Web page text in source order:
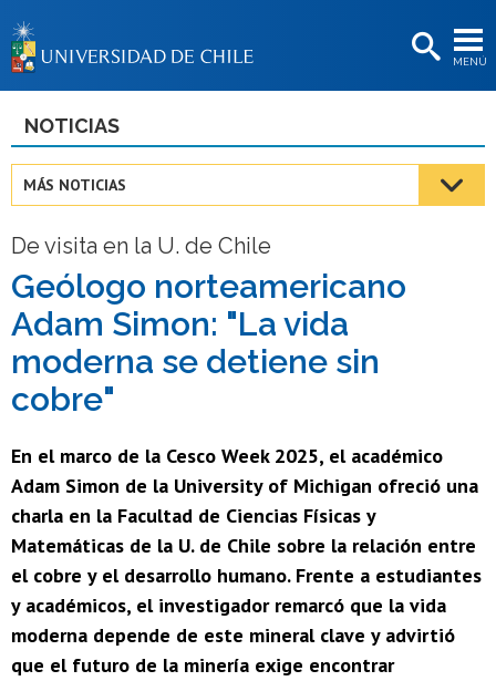
MENÚ
BIBLIOTECAS
Estudiantes
Académicas/os
Funcionarias/os
Egresadas/os
NOTICIAS
MÁS NOTICIAS
De visita en la U. de Chile
Geólogo norteamericano
Adam Simon: "La vida
moderna se detiene sin
cobre"
En el marco de la Cesco Week 2025, el académico
Adam Simon de la University of Michigan ofreció una
charla en la Facultad de Ciencias Físicas y
Matemáticas de la U. de Chile sobre la relación entre
el cobre y el desarrollo humano. Frente a estudiantes
y académicos, el investigador remarcó que la vida
moderna depende de este mineral clave y advirtió
que el futuro de la minería exige encontrar